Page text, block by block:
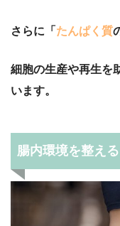
さらに「 たんぱく質
細胞の生産や再生を
います。
腸内環境を整える